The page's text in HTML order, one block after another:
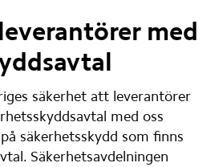
med
säkerhet att leverantörer
med oss
säkerhetsskydd som finns
Säkerhetsavdelningen